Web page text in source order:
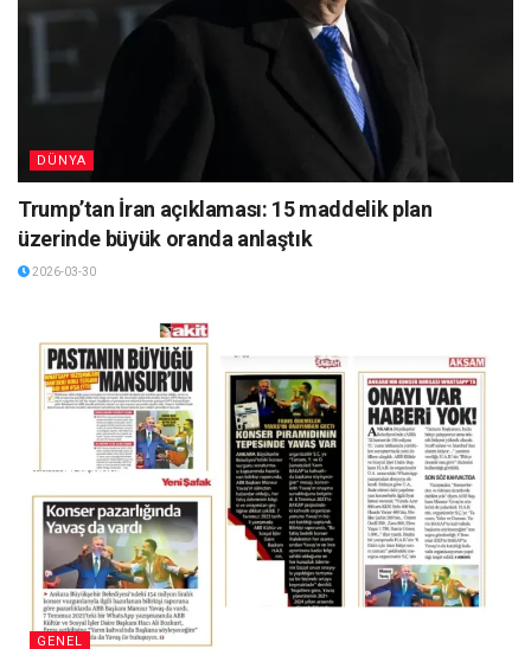
DÜNYA
Trump’tan İran açıklaması: 15 maddelik plan
üzerinde büyük oranda anlaştık
2026-03-30
GENEL